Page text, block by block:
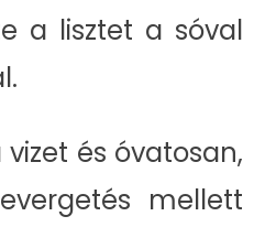
a lisztet a sóval
vizet és óvatosan,
mellett